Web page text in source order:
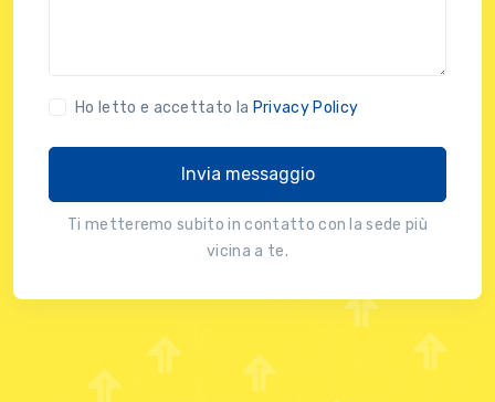
Ho letto e accettato la Privacy Policy
Invia messaggio
Ti metteremo subito in contatto con la sede più
vicina a te.